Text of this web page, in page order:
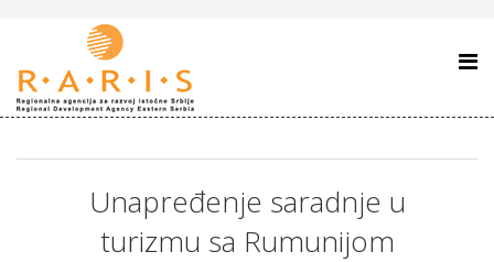
Unapređenje saradnje u
turizmu sa Rumunijom